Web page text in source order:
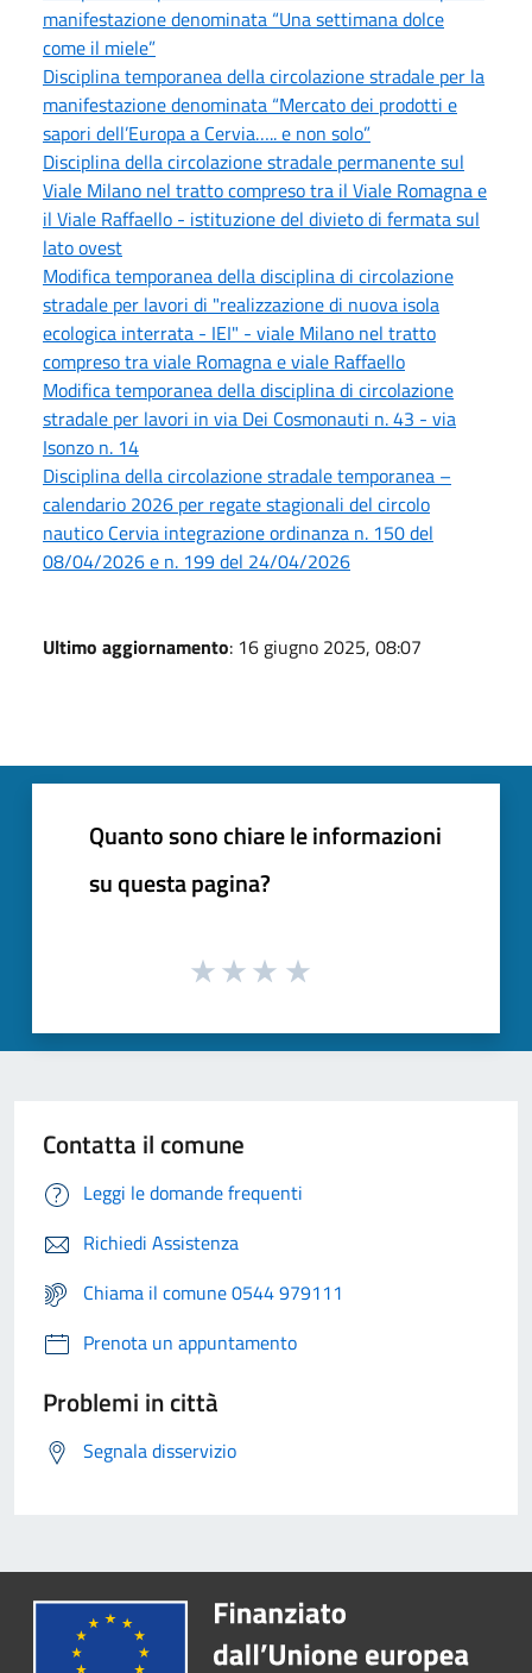
manifestazione denominata “Una settimana dolce
come il miele”
Disciplina temporanea della circolazione stradale per la
manifestazione denominata “Mercato dei prodotti e
sapori dell’Europa a Cervia….. e non solo”
Disciplina della circolazione stradale permanente sul
Viale Milano nel tratto compreso tra il Viale Romagna e
il Viale Raffaello - istituzione del divieto di fermata sul
lato ovest
Modifica temporanea della disciplina di circolazione
stradale per lavori di "realizzazione di nuova isola
ecologica interrata - IEI" - viale Milano nel tratto
compreso tra viale Romagna e viale Raffaello
Modifica temporanea della disciplina di circolazione
stradale per lavori in via Dei Cosmonauti n. 43 - via
Isonzo n. 14
Disciplina della circolazione stradale temporanea –
calendario 2026 per regate stagionali del circolo
nautico Cervia integrazione ordinanza n. 150 del
08/04/2026 e n. 199 del 24/04/2026
Ultimo aggiornamento: 16 giugno 2025, 08:07
Quanto sono chiare le informazioni
su questa pagina?
Contatta il comune
Leggi le domande frequenti
Richiedi Assistenza
Chiama il comune 0544 979111
Prenota un appuntamento
Problemi in città
Segnala disservizio